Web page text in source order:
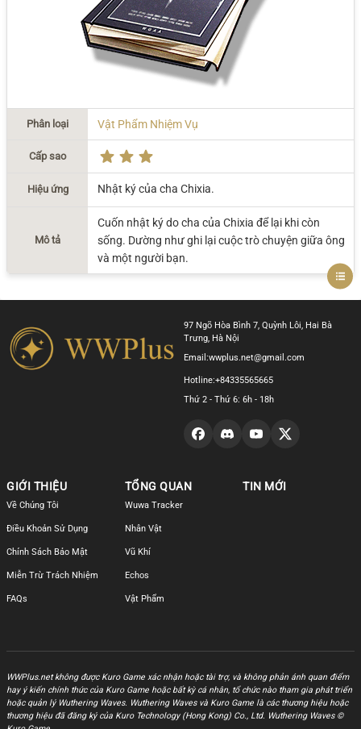
Phân loại Vật Phẩm Nhiệm Vụ
Cấp sao
Hiệu ứng Nhật ký của cha Chixia.
Mô tả
Cuốn nhật ký do cha của Chixia để lại khi còn
sống. Dường như ghi lại cuộc trò chuyện giữa ông
và một người bạn.
97 Ngõ Hòa Bình 7, Quỳnh Lôi, Hai Bà
Trưng, Hà Nội
Email:wwplus.net@gmail.com
Hotline:+84335565665
Thứ 2 - Thứ 6: 6h - 18h
GIỚI THIỆU
Về Chúng Tôi
Điều Khoản Sử Dụng
Chính Sách Bảo Mật
Miễn Trừ Trách Nhiệm
FAQs
TỔNG QUAN
Wuwa Tracker
Nhân Vật
Vũ Khí
Echos
Vật Phẩm
TIN MỚI
WWPlus.net không được Kuro Game xác nhận hoặc tài trợ, và không phản ánh quan điểm
hay ý kiến chính thức của Kuro Game hoặc bất kỳ cá nhân, tổ chức nào tham gia phát triển
hoặc quản lý Wuthering Waves. Wuthering Waves và Kuro Game là các thương hiệu hoặc
thương hiệu đã đăng ký của Kuro Technology (Hong Kong) Co., Ltd. Wuthering Waves ©